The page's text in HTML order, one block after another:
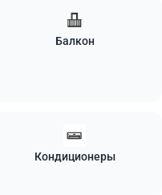
Балкон
Кондиционеры